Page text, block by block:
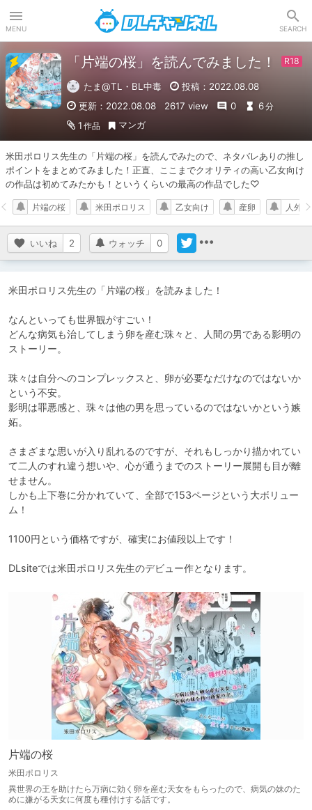
MENU SEARCH
「片端の桜」を読んでみました！
たま@TL・BL中毒
投稿：2022.08.08
更新：2022.08.08
2617 view 0 6分
1 作品 マンガ
米田ポロリス先生の「片端の桜」を読んでみたので、ネタバレありの推し
ポイントをまとめてみました！正直、ここまでクオリティの高い乙女向け
の作品は初めてみたかも！というくらいの最高の作品でした♡
いいね 2 ウォッチ 0
片端の桜 米田ポロリス 乙女向け 産卵 人外
米田ポロリス先生の「片端の桜」を読みました！
なんといっても世界観がすごい！
どんな病気も治してしまう卵を産む珠々と、人間の男である影明の
ストーリー。
珠々は自分へのコンプレックスと、卵が必要なだけなのではないか
という不安。
影明は罪悪感と、珠々は他の男を思っているのではないかという嫉
妬。
さまざまな思いが入り乱れるのですが、それもしっかり描かれてい
て二人のすれ違う想いや、心が通うまでのストーリー展開も目が離
せません。
しかも上下巻に分かれていて、全部で153ページという大ボリュー
ム！
1100円という価格ですが、確実にお値段以上です！
片端の桜
米田ポロリス
異世界の王を助けたら万病に効く卵を産む天女をもらったので、病気の妹のた
めに嫌がる天女に何度も種付けする話です。